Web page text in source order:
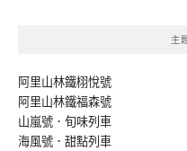
主
阿里山林鐵栩悅號
阿里山林鐵福森號
山嵐號．旬味列車
海風號．甜點列車